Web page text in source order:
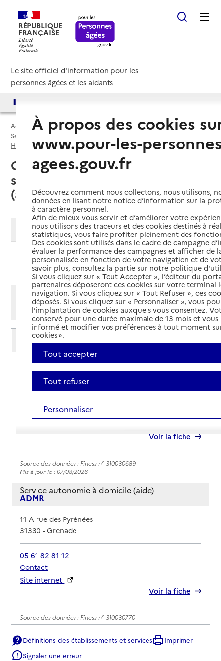
RÉPUBLIQUE
FRANÇAISE
Le site officiel d'information pour les
personnes âgées et les aidants
Accueil
Espace annuaire
Services autonomie à domicile (aide) par département
Haute-Garonne (31)
Service autonomie à domicile (aide)
Grenade (31330) : liste des 4
services autonomie à domicile
(aide)
Modifier ma recherche
Ajouter cette recherche aux favoris
Afficher les résultats par:
Mode liste
Mode carte
Service autonomie à domicile (aide)
ADHAP Services
Adresse
5 rue Gambetta
-Grenade
05 61 22 40 50
Contact
Rapport HAS
Voir la fiche
Source des données : Finess n° 310030689
Mis à jour le : 07/08/2026
Service autonomie à domicile (aide)
ADMR
Adresse
11 A rue des Pyrénées
31330-Grenade
05 61 82 81 12
Contact
Site internet
Voir la fiche
Source des données : Finess n° 310030770
Mis à jour le : 20/05/2026
Service autonomie à domicile (aide)
ADMR
Définitions des établissements et services
Imprimer
Signaler une erreur
À propos des cookies
www.pour-les-
agees.gouv.fr
Découvrez comment nous collectons, nous utilisons,
données en lisant notre notice d’information sur la
à caractère personnel.
Afin de mieux vous servir et d’améliorer votre
nous utilisons des traceurs et des cookies destinés à
statistiques, vous faire profiter pleinement des
Des cookies sont utilisés dans le cadre de campagne
évaluer la performance des campagnes et afficher de
personnalisée en fonction de votre navigation et de
savoir plus, consultez la partie sur notre politique
Si vous cliquez sur « Tout Accepter », l’éditeur du
partenaires déposeront ces cookies sur votre terminal
navigation. Si vous cliquez sur « Tout Refuser », ces
déposés. Si vous cliquez sur « Personnaliser », vous
l’implantation de cookies auxquels vous consentez.
conservé pour une durée maximale de 13 mois et
informé et modifier vos préférences à tout moment
cookies ».
Tout accepter
Tout refuser
Personnaliser